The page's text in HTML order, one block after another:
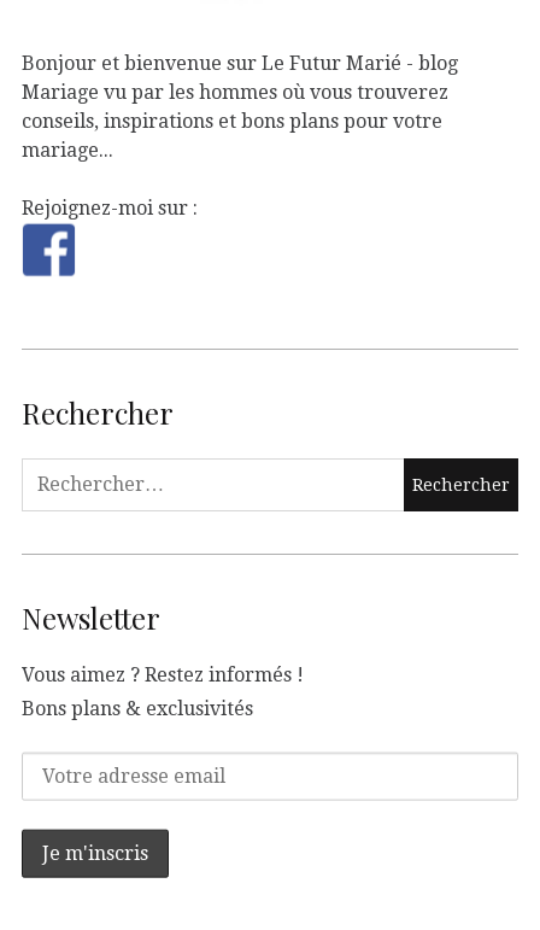
Bonjour et bienvenue sur Le Futur Marié - blog
Mariage vu par les hommes où vous trouverez
conseils, inspirations et bons plans pour votre
mariage...
Rejoignez-moi sur :
Rechercher
Newsletter
Vous aimez ? Restez informés !
Bons plans & exclusivités